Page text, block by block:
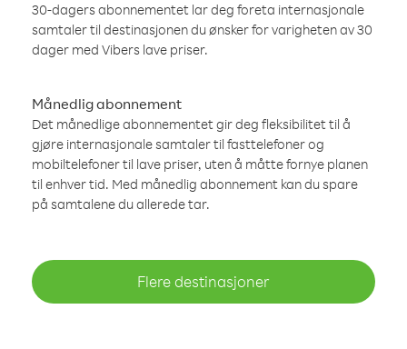
30-dagers abonnementet lar deg foreta internasjonale
samtaler til destinasjonen du ønsker for varigheten av 30
dager med Vibers lave priser.
Månedlig abonnement
Det månedlige abonnementet gir deg fleksibilitet til å
gjøre internasjonale samtaler til fasttelefoner og
mobiltelefoner til lave priser, uten å måtte fornye planen
til enhver tid. Med månedlig abonnement kan du spare
på samtalene du allerede tar.
Flere destinasjoner